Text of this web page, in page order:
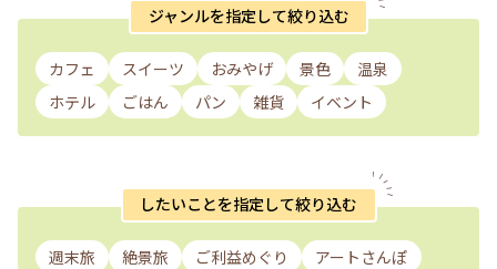
ジャンルを指定して絞り込む
カフェ スイーツ おみやげ 景色
温泉
ホテル
ごはん パン 雑貨 イベント
したいことを指定して絞り込む
週末旅 絶景旅 ご利益めぐり
アートさんぽ